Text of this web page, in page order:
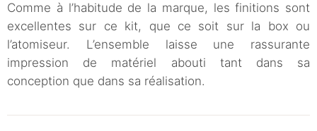
Comme à l’habitude de la marque, les finitions sont
excellentes sur ce kit, que ce soit sur la box ou
l’atomiseur. L’ensemble laisse une rassurante
impression de matériel abouti tant dans sa
conception que dans sa réalisation.